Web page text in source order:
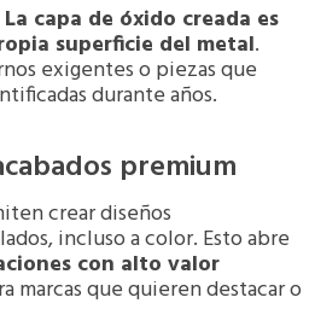
La capa de óxido creada es
superficie del metal.
exigentes o piezas que
durante años.
premium
crear diseños
incluso a color. Esto abre
con alto valor
marcas que quieren destacar o